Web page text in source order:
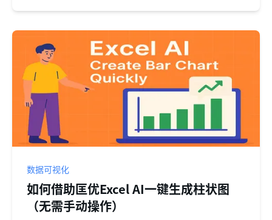
数据可视化
如何借助匡优Excel AI一键生成柱状图
（无需手动操作）